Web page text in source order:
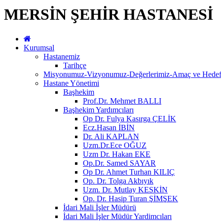
MERSİN ŞEHİR HASTANESİ
Kurumsal
Hastanemiz
Tarihçe
Misyonumuz-Vizyonumuz-Değerlerimiz-Amaç ve
Hastane Yönetimi
Başhekim
Prof.Dr. Mehmet BALLI
Başhekim Yardımcıları
Op Dr. Fulya Kasırga ÇELİK
Ecz.Hasan İBİN
Dr. Ali KAPLAN
Uzm.Dr.Ece OĞUZ
Uzm Dr. Hakan EKE
Op.Dr. Samed SAYAR
Op Dr. Ahmet Turhan KILIÇ
Op. Dr. Tolga Akbıyık
Uzm. Dr. Mutlay KESKİN
Op. Dr. Hasip Turan ŞİMŞEK
İdari Mali İşler Müdürü
İdari Mali İşler Müdür Yardimcıları